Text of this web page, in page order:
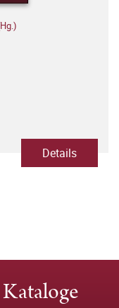
Details
Kataloge